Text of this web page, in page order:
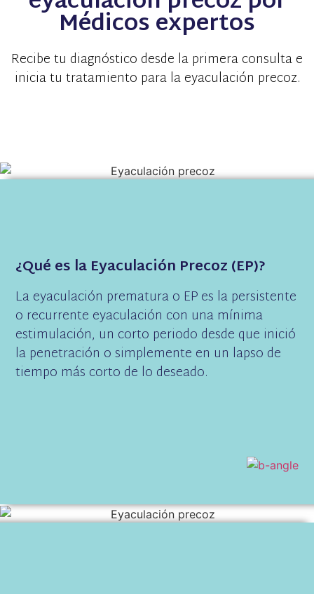
Médicos expertos
Recibe tu diagnóstico desde la primera consulta e
inicia tu tratamiento para la eyaculación precoz.
¿Qué es la Eyaculación Precoz (EP)?
La eyaculación prematura o EP es la persistente
o recurrente eyaculación con una mínima
estimulación, un corto periodo desde que inició
la penetración o simplemente en un lapso de
tiempo más corto de lo deseado.